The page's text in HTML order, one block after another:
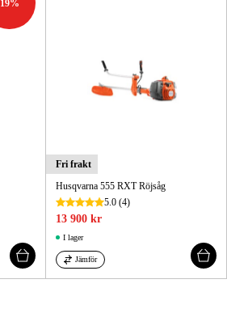
19%
Fri frakt
Husqvarna 555 RXT Röjsåg
5.0 (4)
13 900 kr
I lager
Jämför